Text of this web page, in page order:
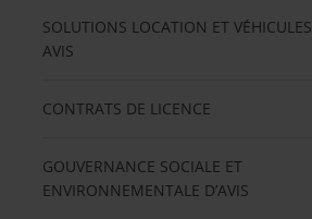
SOLUTIONS LOCATION ET VÉHICULES
AVIS
CONTRATS DE LICENCE
GOUVERNANCE SOCIALE ET
ENVIRONNEMENTALE D’AVIS